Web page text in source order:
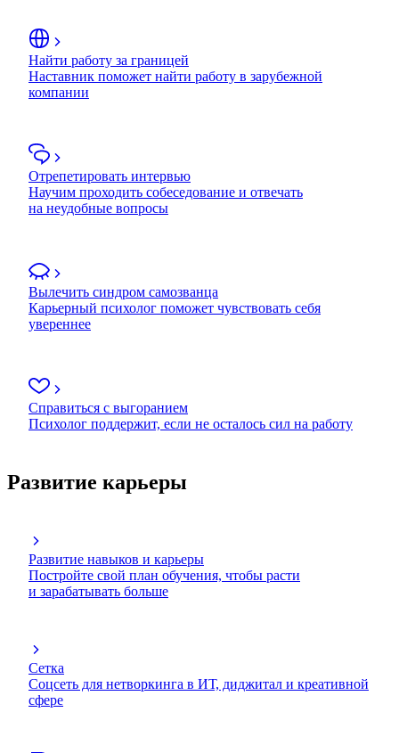
Найти работу за границей
Наставник поможет найти работу в зарубежной
компании
Отрепетировать интервью
Научим проходить собеседование и отвечать
на неудобные вопросы
Вылечить синдром самозванца
Карьерный психолог поможет чувствовать себя
увереннее
Справиться с выгоранием
Психолог поддержит, если не осталось сил на работу
Развитие карьеры
Развитие навыков и карьеры
Постройте свой план обучения, чтобы расти
и зарабатывать больше
Сетка
Соцсеть для нетворкинга в ИТ, диджитал и креативной
сфере